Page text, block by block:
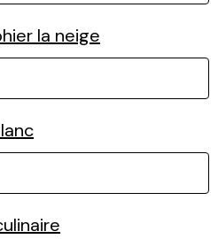
la neige